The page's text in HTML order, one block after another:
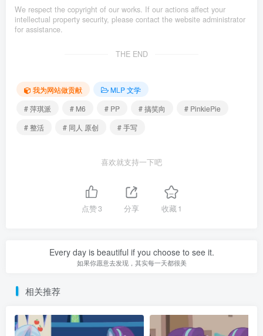
We respect the copyright of our works. If our actions affect your
intellectual property security, please contact the website administrator
for assistance.
THE END
我为网站做贡献
MLP 文学
# 萍琪派
# M6 # PP # 搞笑向
# PinkiePie
# 整活
# 同人 原创 # 手写
喜欢就支持一下吧
点赞3 分享 收藏1
Every day is beautiful if you choose to see it.
如果你愿意去发现，其实每一天都很美
相关推荐